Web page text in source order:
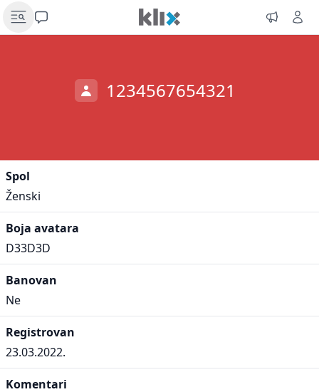
1234567654321
Spol
Ženski
Boja avatara
D33D3D
Banovan
Ne
Registrovan
23.03.2022.
Komentari